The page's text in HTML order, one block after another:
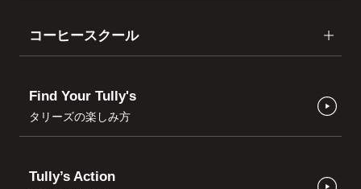
コーヒースクール
Find Your Tully's
タリーズの楽しみ方
Tully’s Action